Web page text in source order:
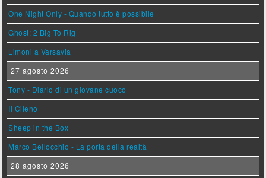
One Night Only - Quando tutto è possibile
Ghost: 2 Big To Rig
Limoni a Varsavia
27 agosto 2026
Tony - Diario di un giovane cuoco
Il Cileno
Sheep in the Box
Marco Bellocchio - La porta della realtà
28 agosto 2026